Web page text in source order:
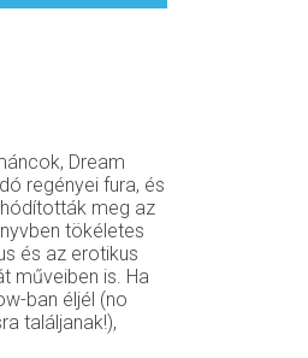
Dream
regényei fura, és
meg az
tökéletes
és az erotikus
műveiben is. Ha
ban éljél (no
találjanak!),